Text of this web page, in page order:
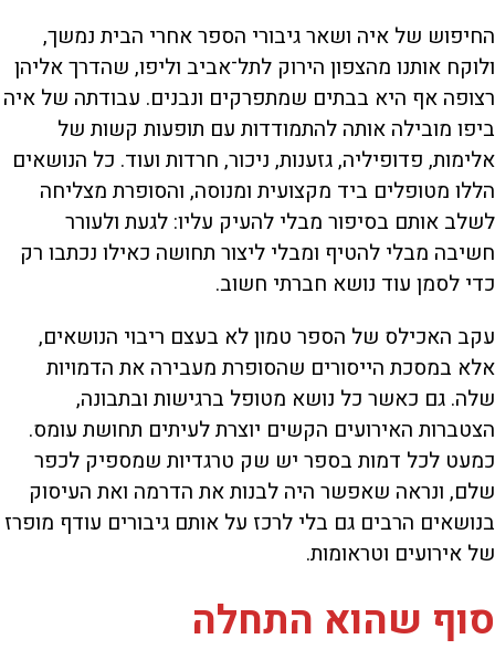
החיפוש של איה ושאר גיבורי הספר אחרי הבית נמשך,
ולוקח אותנו מהצפון הירוק לתל־אביב וליפו, שהדרך אליהן
רצופה אף היא בבתים שמתפרקים ונבנים. עבודתה של איה
ביפו מובילה אותה להתמודדות עם תופעות קשות של
אלימות, פדופיליה, גזענות, ניכור, חרדות ועוד. כל הנושאים
הללו מטופלים ביד מקצועית ומנוסה, והסופרת מצליחה
לשלב אותם בסיפור מבלי להעיק עליו: לגעת ולעורר
חשיבה מבלי להטיף ומבלי ליצור תחושה כאילו נכתבו רק
כדי לסמן עוד נושא חברתי חשוב.
עקב האכילס של הספר טמון לא בעצם ריבוי הנושאים,
אלא במסכת הייסורים שהסופרת מעבירה את הדמויות
שלה. גם כאשר כל נושא מטופל ברגישות ובתבונה,
הצטברות האירועים הקשים יוצרת לעיתים תחושת עומס.
כמעט לכל דמות בספר יש שק טרגדיות שמספיק לכפר
שלם, ונראה שאפשר היה לבנות את הדרמה ואת העיסוק
בנושאים הרבים גם בלי לרכז על אותם גיבורים עודף מופרז
של אירועים וטראומות.
סוף שהוא התחלה